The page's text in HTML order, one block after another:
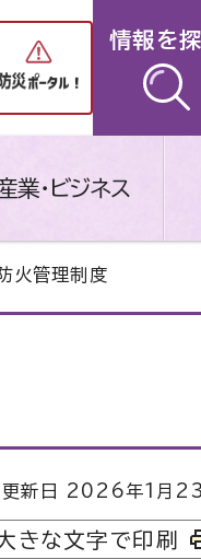
情報を
業・ビジネス
火管理制度
日 2026年1月23
きな文字で印刷